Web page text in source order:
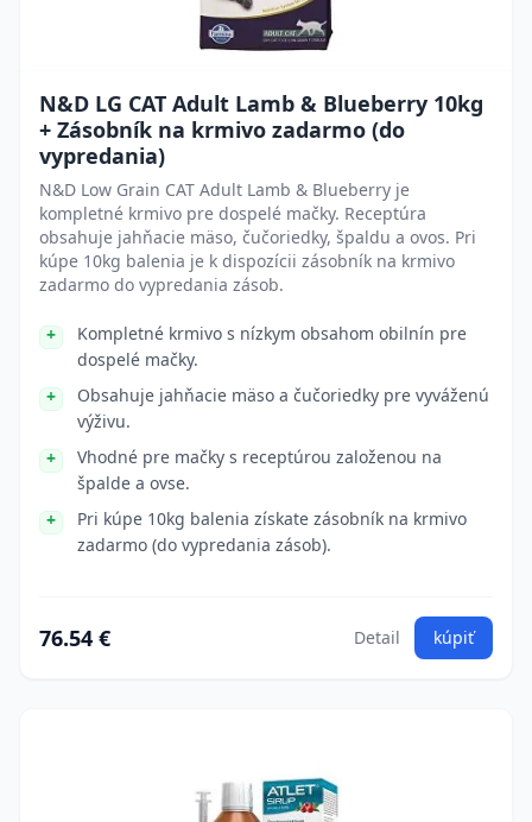
N&D LG CAT Adult Lamb & Blueberry 10kg
+ Zásobník na krmivo zadarmo (do
vypredania)
N&D Low Grain CAT Adult Lamb & Blueberry je
kompletné krmivo pre dospelé mačky. Receptúra
obsahuje jahňacie mäso, čučoriedky, špaldu a ovos. Pri
kúpe 10kg balenia je k dispozícii zásobník na krmivo
zadarmo do vypredania zásob.
Kompletné krmivo s nízkym obsahom obilnín pre
dospelé mačky.
Obsahuje jahňacie mäso a čučoriedky pre vyváženú
výživu.
Vhodné pre mačky s receptúrou založenou na
špalde a ovse.
Pri kúpe 10kg balenia získate zásobník na krmivo
zadarmo (do vypredania zásob).
76.54 € Detail kúpiť